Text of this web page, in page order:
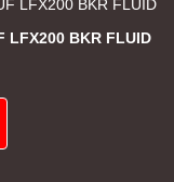
LFX200 BKR FLUID